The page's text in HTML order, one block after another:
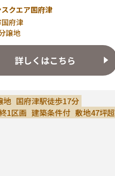
クエア国府津
府津
譲地
詳しくはこちら
地 国府津駅徒歩17分
1区画 建築条件付 敷地47坪超